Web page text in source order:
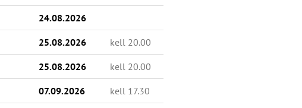
24.08.2026
25.08.2026 kell 20.00
25.08.2026 kell 20.00
07.09.2026 kell 17.30